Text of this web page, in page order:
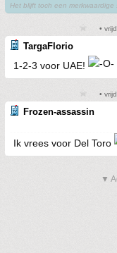
Het blijft toch een merkwaardige
•
TargaFlorio
1-2-3 voor UAE!
•
Frozen-assassin
Ik vrees voor Del Toro
▼